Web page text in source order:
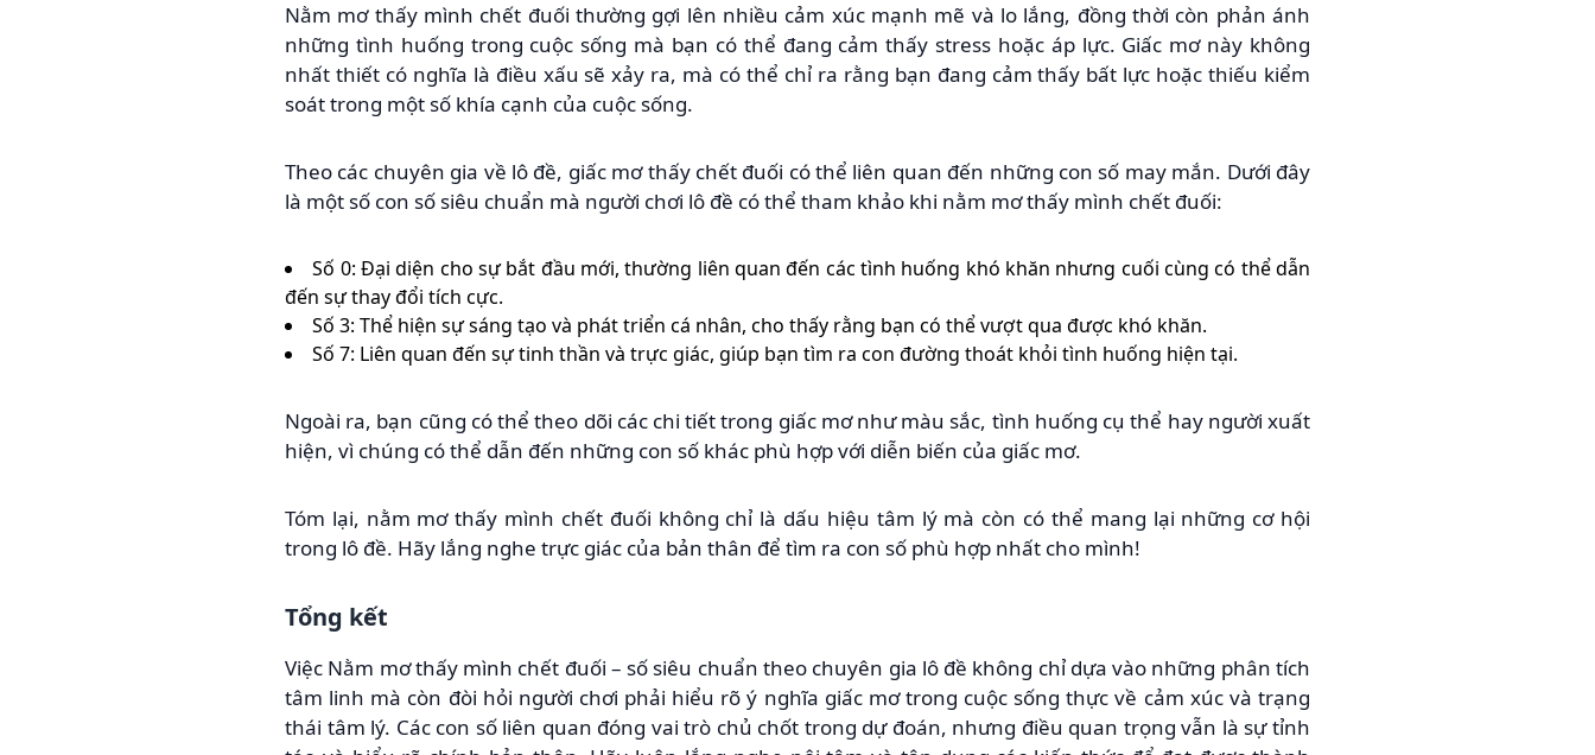
Nằm mơ thấy mình chết đuối thường gợi lên nhiều cảm xúc mạnh mẽ và lo lắng, đồng thời còn phản ánh
những tình huống trong cuộc sống mà bạn có thể đang cảm thấy stress hoặc áp lực. Giấc mơ này không
nhất thiết có nghĩa là điều xấu sẽ xảy ra, mà có thể chỉ ra rằng bạn đang cảm thấy bất lực hoặc thiếu kiểm
soát trong một số khía cạnh của cuộc sống.
Theo các chuyên gia về lô đề, giấc mơ thấy chết đuối có thể liên quan đến những con số may mắn. Dưới đây
là một số con số siêu chuẩn mà người chơi lô đề có thể tham khảo khi nằm mơ thấy mình chết đuối:
Số 0: Đại diện cho sự bắt đầu mới, thường liên quan đến các tình huống khó khăn nhưng cuối cùng có thể dẫn
đến sự thay đổi tích cực.
Số 3: Thể hiện sự sáng tạo và phát triển cá nhân, cho thấy rằng bạn có thể vượt qua được khó khăn.
Số 7: Liên quan đến sự tinh thần và trực giác, giúp bạn tìm ra con đường thoát khỏi tình huống hiện tại.
Ngoài ra, bạn cũng có thể theo dõi các chi tiết trong giấc mơ như màu sắc, tình huống cụ thể hay người xuất
hiện, vì chúng có thể dẫn đến những con số khác phù hợp với diễn biến của giấc mơ.
Tóm lại, nằm mơ thấy mình chết đuối không chỉ là dấu hiệu tâm lý mà còn có thể mang lại những cơ hội
trong lô đề. Hãy lắng nghe trực giác của bản thân để tìm ra con số phù hợp nhất cho mình!
Tổng kết
Việc Nằm mơ thấy mình chết đuối – số siêu chuẩn theo chuyên gia lô đề không chỉ dựa vào những phân tích
tâm linh mà còn đòi hỏi người chơi phải hiểu rõ ý nghĩa giấc mơ trong cuộc sống thực về cảm xúc và trạng
thái tâm lý. Các con số liên quan đóng vai trò chủ chốt trong dự đoán, nhưng điều quan trọng vẫn là sự tỉnh